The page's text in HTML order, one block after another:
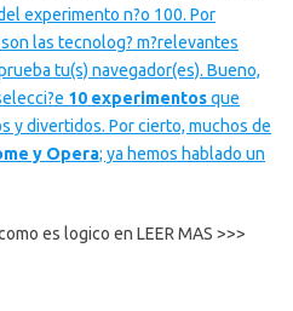
experimento n?o 100. Por
las tecnolog? m?relevantes
tu(s) navegador(es). Bueno,
10 experimentosque
y divertidos. Por cierto, muchos de
y Opera; ya hemos hablado un
es logico en LEER MAS >>>